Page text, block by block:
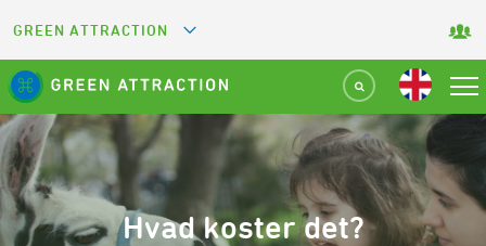
GREEN ATTRACTION
GREEN KEY
GREEN RESTAURANT
GREEN SPORT FACILITYHvad koster det?